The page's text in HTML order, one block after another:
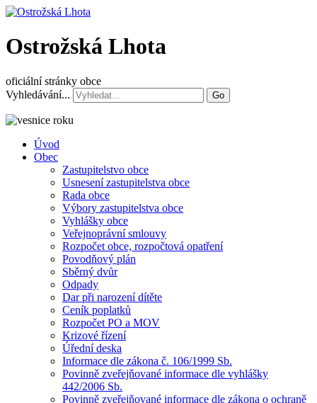
Ostrožská Lhota
oficiální stránky obce
Vyhledávání...
Go
Úvod
Obec
Zastupitelstvo obce
Usnesení zastupitelstva obce
Rada obce
Výbory zastupitelstva obce
Vyhlášky obce
Veřejnoprávní smlouvy
Rozpočet obce, rozpočtová opatření
Povodňový plán
Sběrný dvůr
Odpady
Dar při narození dítěte
Ceník poplatků
Rozpočet PO a MOV
Krizové řízení
Úřední deska
Informace dle zákona č. 106/1999 Sb.
Povinně zveřejňované informace dle vyhlášky
442/2006 Sb.
Povinně zveřejňované informace dle zákona o ochraně